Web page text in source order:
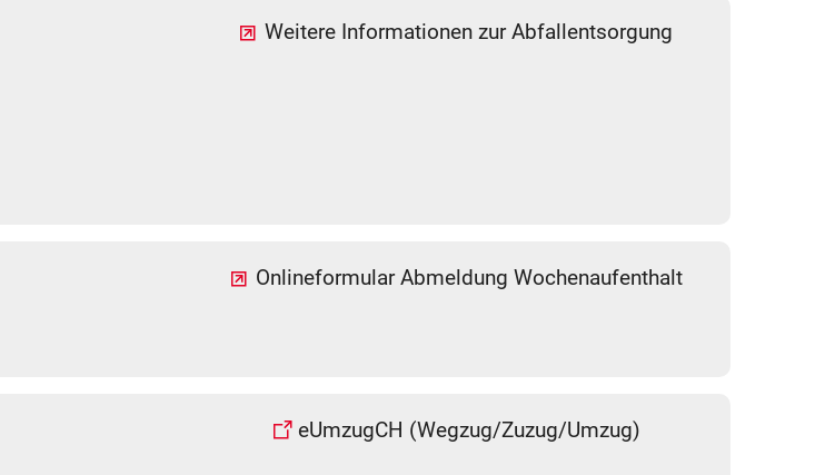
Weitere Informationen zur Abfallentsorgung
Onlineformular Abmeldung Wochenaufenthalt
eUmzugCH (Wegzug/Zuzug/Umzug)